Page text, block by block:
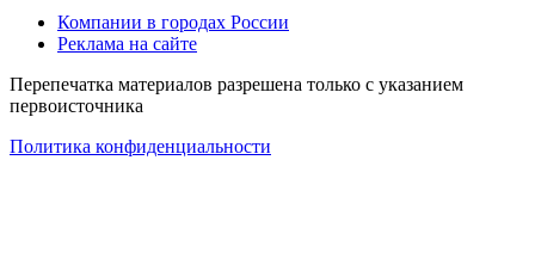
Компании в городах России
Реклама на сайте
Перепечатка материалов разрешена только с указанием
первоисточника
Политика конфиденциальности